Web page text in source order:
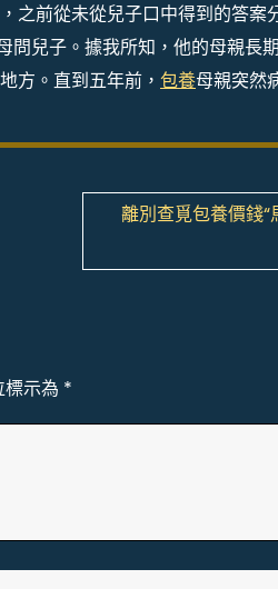
之前從未從兒子口中得到的答案
兒子。據我所知，他的母親長
地方。直到五年前， 包養母親突然
離別查覓包養價錢
示為 *